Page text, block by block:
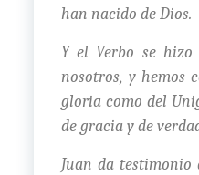
han nacido de Dios.
Y el Verbo se
nosotros, y hemos
gloria como del
de gracia y de
Juan da